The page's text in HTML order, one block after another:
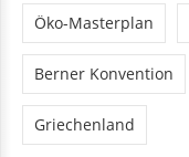
Öko-Masterplan
Berner Konvention
Griechenland